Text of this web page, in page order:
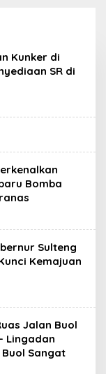
Kunker di
SR di
Bomba
Sulteng
Kemajuan
Jalan Buol
Lingadan
Sangat